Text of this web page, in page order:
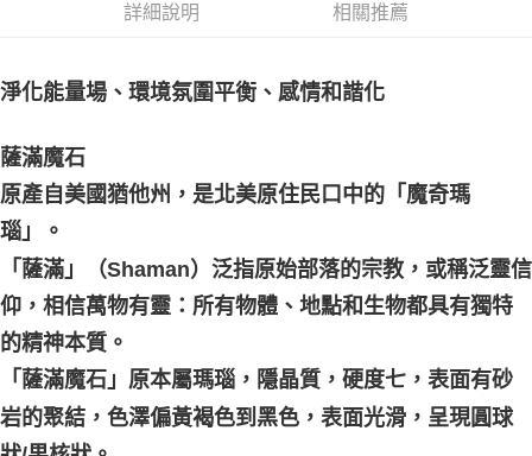
詳細說明 相關推薦
淨化能量場、環境氛圍平衡、感情和諧化
薩滿魔石
原產自美國猶他州，是北美原住民口中的「魔奇瑪
瑙」。
「薩滿」（Shaman）泛指原始部落的宗教，或稱泛靈信
仰，相信萬物有靈：所有物體、地點和生物都具有獨特
的精神本質。
「薩滿魔石」原本屬瑪瑙，隱晶質，硬度七，表面有砂
岩的聚結，色澤偏黃褐色到黑色，表面光滑，呈現圓球